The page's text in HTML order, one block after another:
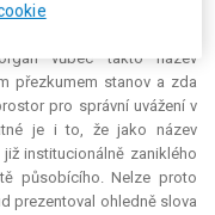
a správní orgán v
vůbec takto název
přezkumem stanov a zda
pro správní uvážení v
je i to, že jako název
institucionálně zaniklého
působícího. Nelze proto
prezentoval ohledně slova